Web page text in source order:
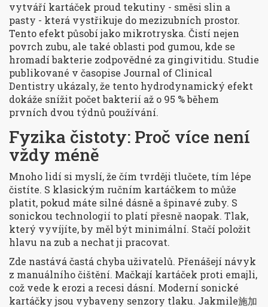
vytváří kartáček proud tekutiny - směsi slin a
pasty - která vystřikuje do mezizubních prostor.
Tento efekt působí jako mikrotryska. Čistí nejen
povrch zubu, ale také oblasti pod gumou, kde se
hromadí bakterie zodpovědné za gingivitidu. Studie
publikované v časopise Journal of Clinical
Dentistry ukázaly, že tento hydrodynamický efekt
dokáže snížit počet bakterií až o 95 % během
prvních dvou týdnů používání.
Fyzika čistoty: Proč více není
vždy méně
Mnoho lidí si myslí, že čím tvrději tlučete, tím lépe
čistíte. S klasickým ručním kartáčkem to může
platit, pokud máte silné dásně a špinavé zuby. S
sonickou technologií to platí přesně naopak. Tlak,
který vyvíjíte, by měl být minimální. Stačí položit
hlavu na zub a nechat ji pracovat.
Zde nastává častá chyba uživatelů. Přenášejí návyk
z manuálního čištění. Mačkají kartáček proti emajli,
což vede k erozi a recesi dásní. Moderní sonické
kartáčky jsou vybaveny senzory tlaku. Jakmile施加